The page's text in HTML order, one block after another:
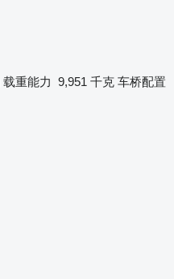
载重能力 9,951 千克 车桥配置